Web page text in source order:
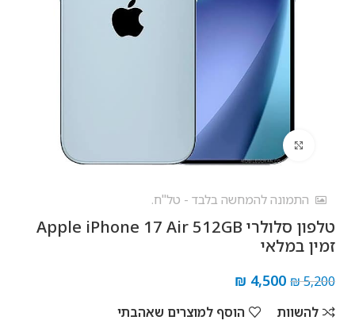
לחץ להגדלה
התמונה להמחשה בלבד - טל"ח.
טלפון סלולרי Apple iPhone 17 Air 512GB
זמין במלאי
₪5,200
₪ 4,500
להשוות
הוסף למוצרים שאהבתי